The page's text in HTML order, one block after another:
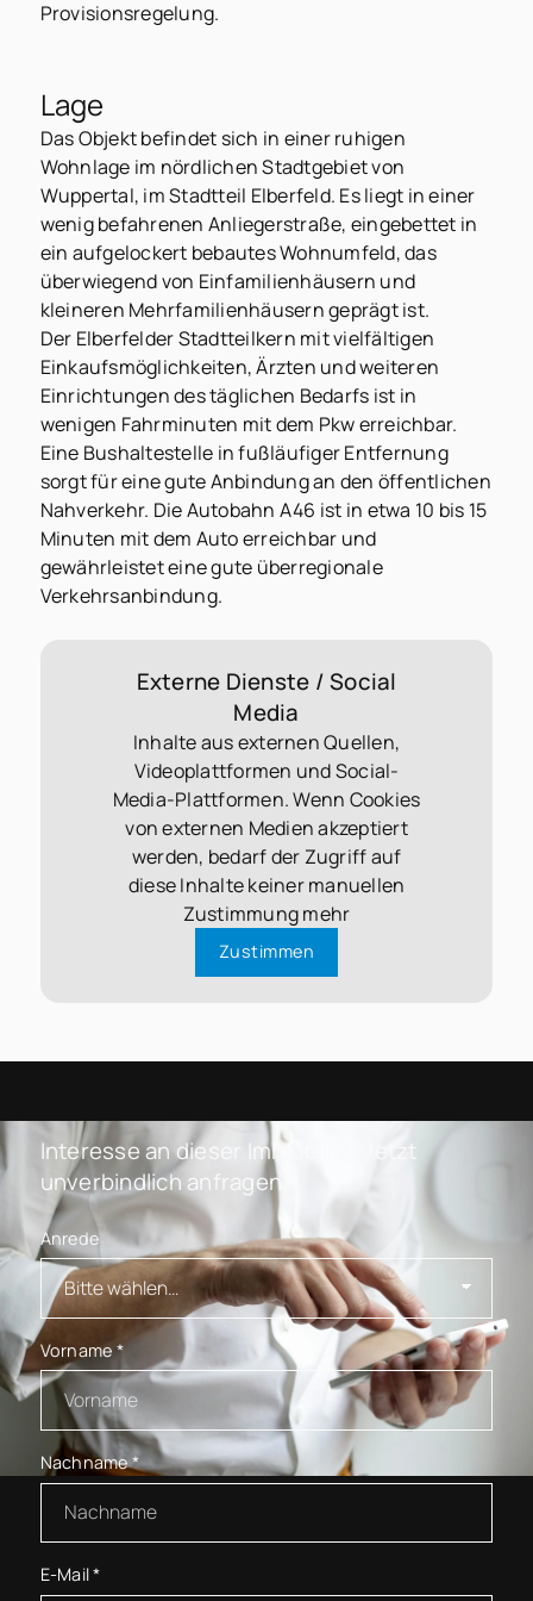
Provisionsregelung.
Lage
Das Objekt befindet sich in einer ruhigen
Wohnlage im nördlichen Stadtgebiet von
Wuppertal, im Stadtteil Elberfeld. Es liegt in einer
wenig befahrenen Anliegerstraße, eingebettet in
ein aufgelockert bebautes Wohnumfeld, das
überwiegend von Einfamilienhäusern und
kleineren Mehrfamilienhäusern geprägt ist.
Der Elberfelder Stadtteilkern mit vielfältigen
Einkaufsmöglichkeiten, Ärzten und weiteren
Einrichtungen des täglichen Bedarfs ist in
wenigen Fahrminuten mit dem Pkw erreichbar.
Eine Bushaltestelle in fußläufiger Entfernung
sorgt für eine gute Anbindung an den öffentlichen
Nahverkehr. Die Autobahn A46 ist in etwa 10 bis 15
Minuten mit dem Auto erreichbar und
gewährleistet eine gute überregionale
Verkehrsanbindung.
Externe Dienste / Social
Media
Inhalte aus externen Quellen,
Videoplattformen und Social-
Media-Plattformen. Wenn Cookies
von externen Medien akzeptiert
werden, bedarf der Zugriff auf
diese Inhalte keiner manuellen
Zustimmung mehr
Zustimmen
Interesse an dieser Immobilie? Jetzt
unverbindlich anfragen.
Anrede
Vorname *
Nachname*
E-Mail*